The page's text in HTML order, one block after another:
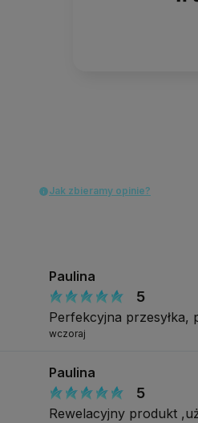
Jak zbieramy opinie?
Paulina
5
Perfekcyjna przesyłka,
wczoraj
Paulina
5
Rewelacyjny produkt